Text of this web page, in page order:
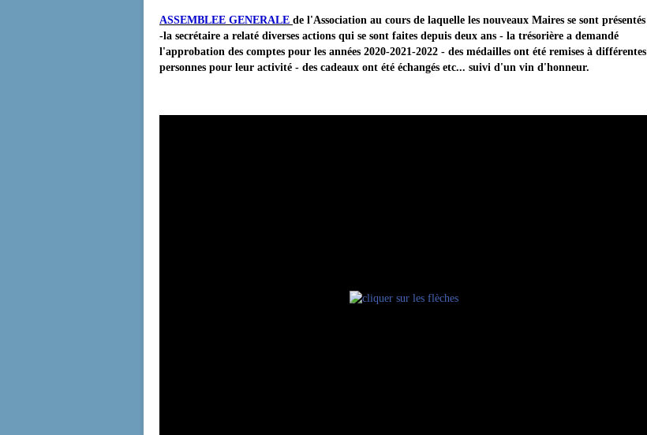
ASSEMBLEE GENERALE de l'Association au cours de laquelle les nouveaux Maires se sont présentés
-la secrétaire a relaté diverses actions qui se sont faites depuis deux ans - la trésorière a demandé
l'approbation des comptes pour les années 2020-2021-2022 - des médailles ont été remises à différentes
personnes pour leur activité - des cadeaux ont été échangés etc... suivi d'un vin d'honneur.